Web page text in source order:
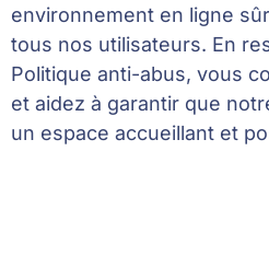
environnement en ligne
tous nos utilisateurs. En
Politique anti-abus, vous
et aidez à garantir que
un espace accueillant et